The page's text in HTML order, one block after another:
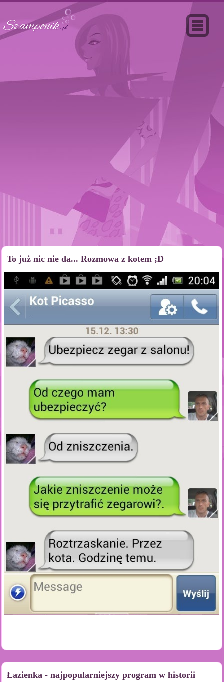
To już nic nie da... Rozmowa z kotem ;D
Łazienka - najpopularniejszy program w historii